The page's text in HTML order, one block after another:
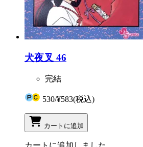
犬夜叉 46
完結
530/¥583(税込)
カートに追加